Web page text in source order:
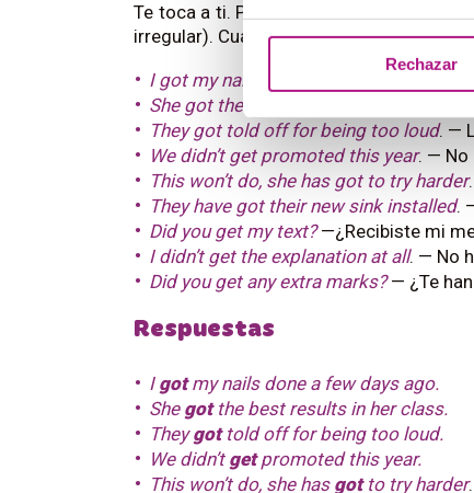
Rechazar
Te toca a ti. Prueba a rellenar los
irregular). Cuando acabes, consulta las
I got my nails done a few days ago
She got the best results in her class
They got told off for being too loud. —
We didn’t get promoted this year. — No
This won’t do, she has got to try harder
They have got their new sink installed.
Did you get my text?—¿Recibiste mi
I didn’t get the explanation at all. — No
Did you get any extra marks?— ¿Te
Respuestas
I gotmy nails done a few days ago.
She gotthe best results in her class.
Theygottold off for being too loud.
We didn’t getpromoted this year.
This won’t do, she has gotto try harder.